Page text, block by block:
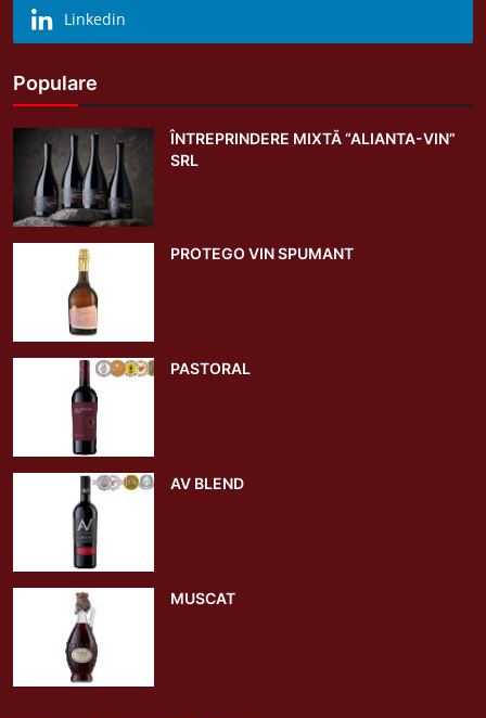
Linkedin
Populare
ÎNTREPRINDERE MIXTĂ “ALIANTA-VIN”
SRL
PROTEGO VIN SPUMANT
PASTORAL
AV BLEND
MUSCAT